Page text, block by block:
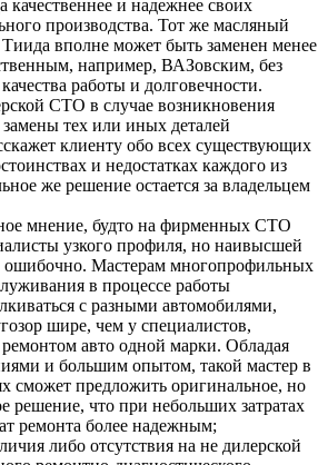
качественнее и надежнее своих
производства. Тот же масляный
вполне может быть заменен менее
например, ВАЗовским, без
работы и долговечности.
СТО в случае возникновения
тех или иных деталей
клиенту обо всех существующих
и недостатках каждого из
же решение остается за владельцем
мнение, будто на фирменных СТО
узкого профиля, но наивысшей
ошибочно. Мастерам многопрофильных
в процессе работы
с разными автомобилями,
шире, чем у специалистов,
авто одной марки. Обладая
и большим опытом, такой мастер в
сможет предложить оригинальное, но
решение, что при небольших затратах
ремонта более надежным;
либо отсутствия на не дилерской